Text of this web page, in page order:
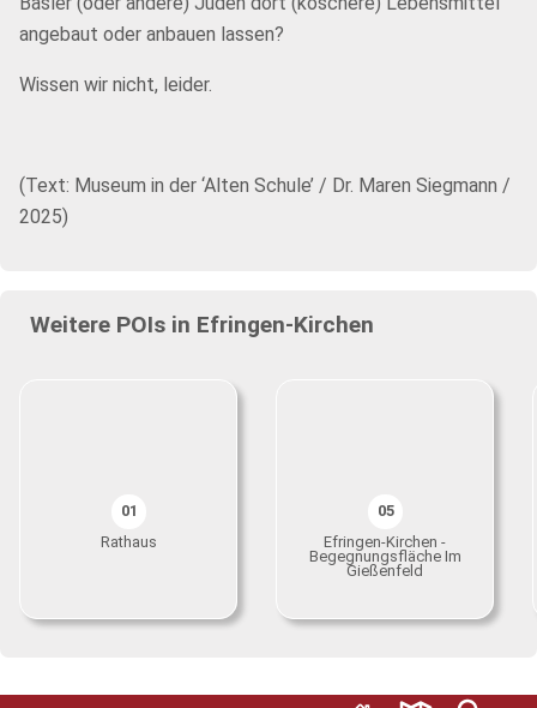
angebaut oder anbauen lassen?
Wissen wir nicht, leider.
(Text: Museum in der ‘Alten Schule’ / Dr. Maren Siegmann /
2025)
Weitere POIs in Efringen-Kirchen
01
Rathaus
05
Efringen-Kirchen -
Begegnungsfläche Im
Gießenfeld